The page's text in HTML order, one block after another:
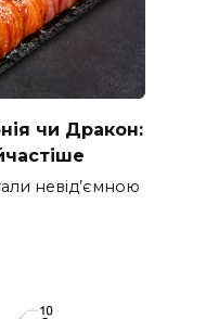
чи Дракон:
невід’ємною